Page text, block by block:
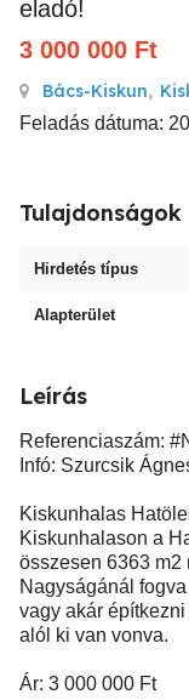
eladó!
3 000 000 Ft
Bács-Kiskun,
Feladás dátuma:
Tulajdonságok
Hirdetés típus
Alapterület
Leírás
Referenciaszám:
Infó: Szurcsik
Kiskunhalas
Kiskunhalason a
összesen 6363 m2
Nagyságánál
vagy akár
alól ki van vonva.
Ár: 3 000 000 Ft